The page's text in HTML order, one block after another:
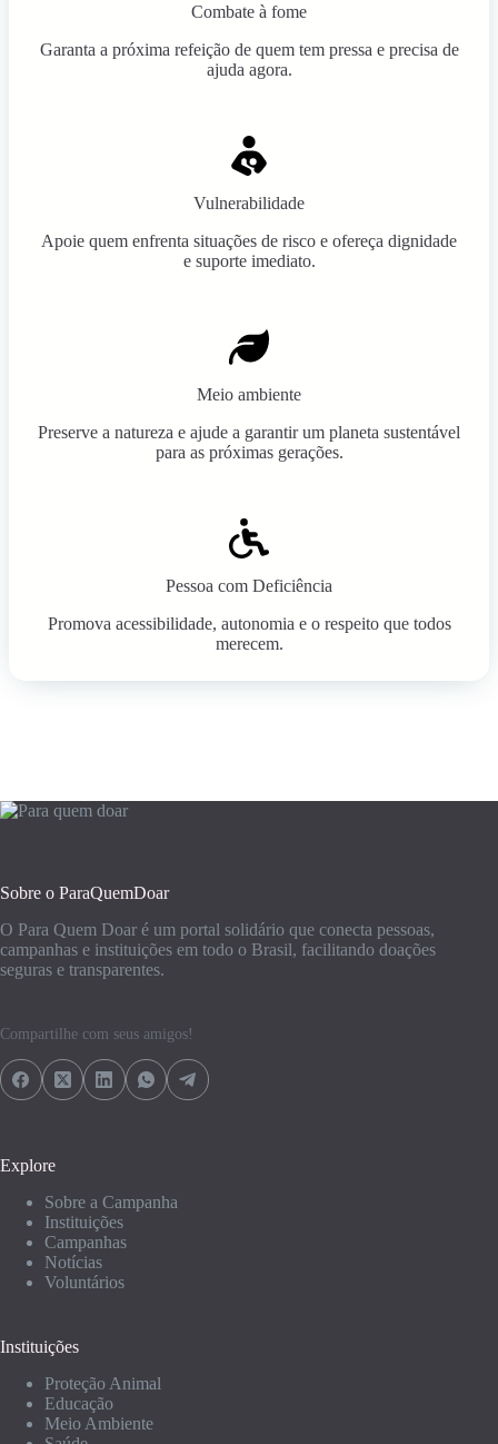
Combate à fome
Garanta a próxima refeição de quem tem pressa e precisa de
ajuda agora.
Vulnerabilidade
Apoie quem enfrenta situações de risco e ofereça dignidade
e suporte imediato.
Meio ambiente
Preserve a natureza e ajude a garantir um planeta sustentável
para as próximas gerações.
Pessoa com Deficiência
Promova acessibilidade, autonomia e o respeito que todos
merecem.
Sobre o ParaQuemDoar
O Para Quem Doar é um portal solidário que conecta pessoas,
campanhas e instituições em todo o Brasil, facilitando doações
seguras e transparentes.
Compartilhe com seus amigos!
Explore
Sobre a Campanha
Instituições
Campanhas
Notícias
Voluntários
Instituições
Proteção Animal
Educação
Meio Ambiente